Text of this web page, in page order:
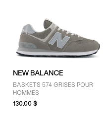
NEW BALANCE
BASKETS 574 GRISES POUR
HOMMES
130,00 $